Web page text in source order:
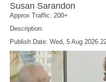
Susan Sarandon
Approx Traffic: 200+
Description:
Publish Date: Wed, 5 Aug 2026